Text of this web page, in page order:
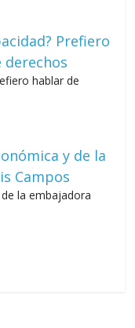
hablar de
la embajadora